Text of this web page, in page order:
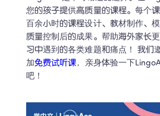
您的孩子提供高质量的课程。每个
百余小时的课程设计、教材制作、
质量控制后的成果。帮助海外家长
习中遇到的各类难题和痛点！ 我们
加免费试听课，亲身体验一下
吧！